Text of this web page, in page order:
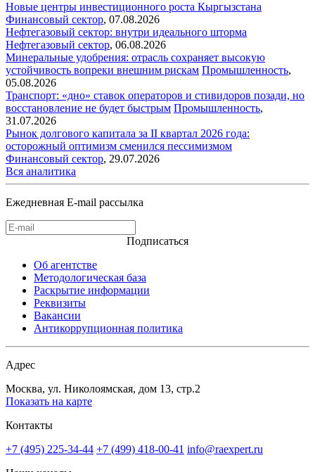
Новые центры инвестиционного роста Кыргызстана
Финансовый сектор, 07.08.2026
Нефтегазовый сектор: внутри идеального шторма
Нефтегазовый сектор, 06.08.2026
Минеральные удобрения: отрасль сохраняет высокую
устойчивость вопреки внешним рискам Промышленность,
05.08.2026
Транспорт: «дно» ставок операторов и стивидоров позади, но
восстановление не будет быстрым Промышленность,
31.07.2026
Рынок долгового капитала за II квартал 2026 года:
осторожный оптимизм сменился пессимизмом
Финансовый сектор, 29.07.2026
Вся аналитика
Ежедневная E-mail рассылка
Подписаться
Об агентстве
Методологическая база
Раскрытие информации
Реквизиты
Вакансии
Антикоррупционная политика
Адрес
Москва, ул. Николоямская, дом 13, стр.2
Показать на карте
Контакты
+7 (495) 225-34-44 +7 (499) 418-00-41 info@raexpert.ru